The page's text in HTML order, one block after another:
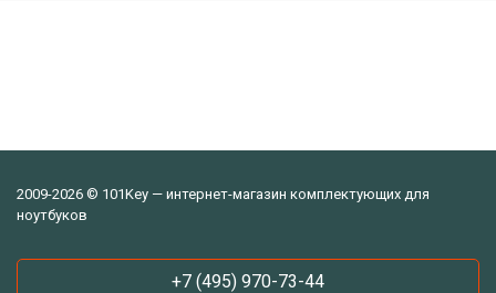
2009-2026 © 101Key — интернет-магазин комплектующих для
ноутбуков
+7 (495) 970-73-44